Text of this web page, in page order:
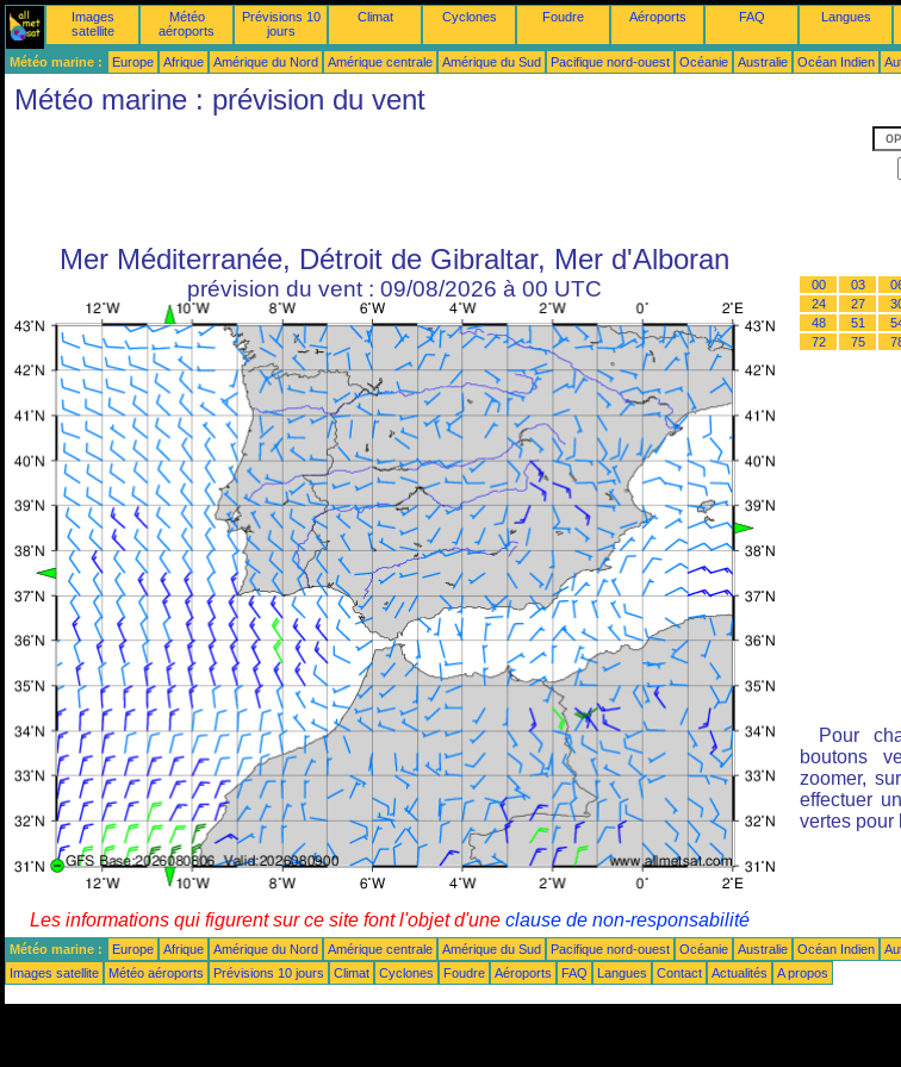
Images
satellite
Météo
aéroports
Prévisions 10
jours
Climat Cyclones Foudre Aéroports FAQ Langues
Météo marine : Europe Afrique Amérique du Nord Amérique centrale Amérique du Sud Pacifique nord-ouest Océanie Australie Océan Indien
Météo marine : prévision du vent
Mer Méditerranée, Détroit de Gibraltar, Mer d'Alboran
prévision du vent : 09/08/2026 à 00 UTC 00 03
24
27
48
51
72
75
Pour
boutons
zoomer,
effectuer
vertes pour
Les informations qui figurent sur ce site font l'objet d'une clause de non-responsabilité
Météo marine : Europe Afrique Amérique du Nord Amérique centrale Amérique du Sud Pacifique nord-ouest Océanie Australie Océan Indien
Images satellite
Météo aéroports Prévisions 10 jours Climat Cyclones Foudre Aéroports FAQ Langues Contact Actualités A propos